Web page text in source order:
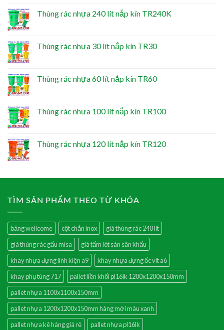
Thùng rác nhựa 240 lít nắp kín TR240K
Thùng rác nhựa 30 lít nắp kín TR30
Thùng rác nhựa 60 lít nắp kín TR60
Thùng rác nhựa 100 lít nắp kín TR100
Thùng rác nhựa 120 lít nắp kín TR120
TÌM SẢN PHẨM THEO TỪ KHÓA
bảng wellcome cột chắn inox
giá thùng rác 240 lít
giá thùng rác gấu misa
giá tấm lót sàn sân khấu
khay nhựa đựng linh kiện a9
khay nhựa đựng ốc vít a6
khay phụ tùng 717
pallet liền khối pl16lk 1200x1200x150mm
pallet nhựa 1100x1100x150mm
pallet nhựa 1200x1200x150mm hàng mới màu xanh
pallet nhựa kê hàng giá rẻ
pallet nhựa pl16lk